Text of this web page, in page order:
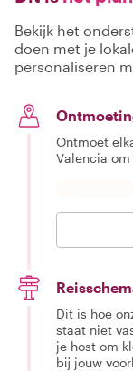
Bekijk het
doen met je
personaliseren
Ontmoet
Valencia
Dit is hoe
staat niet
je host om
bij jouw